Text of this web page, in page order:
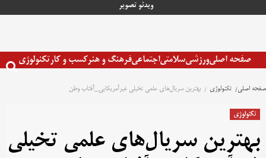
ویدئو تصویر
صفحه اصلیورزشیسلامتیاجتماعیفرهنگ و هنرکسب و کارتکنولوژی
صفحه اصلی تکنولوژی بهترین سریال‌های علمی تخیلی غیرآمریکایی_آفتاب وطن
تکنولوژی
بهترین سریال‌های علمی تخیلی